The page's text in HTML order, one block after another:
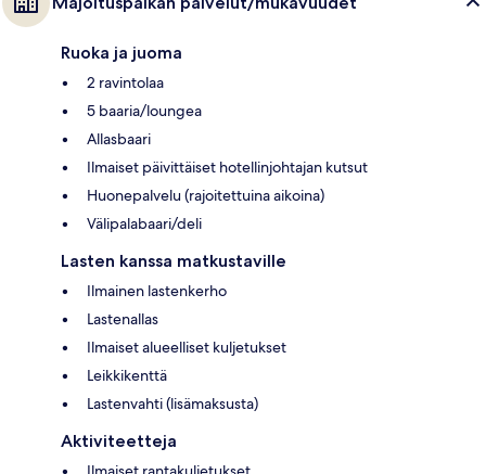
Ruoka ja juoma
2 ravintolaa
5 baaria/loungea
Allasbaari
Ilmaiset päivittäiset hotellinjohtajan kutsut
Huonepalvelu (rajoitettuina aikoina)
Välipalabaari/deli
Lasten kanssa matkustaville
Ilmainen lastenkerho
Lastenallas
Ilmaiset alueelliset kuljetukset
Leikkikenttä
Lastenvahti (lisämaksusta)
Aktiviteetteja